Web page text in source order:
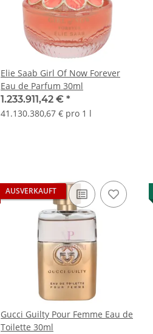
Elie Saab Girl Of Now Forever
Eau de Parfum 30ml
1.233.911,42 € *
41.130.380,67 € pro 1 l
AUSVERKAUFT
Gucci Guilty Pour Femme Eau de
Toilette 30ml